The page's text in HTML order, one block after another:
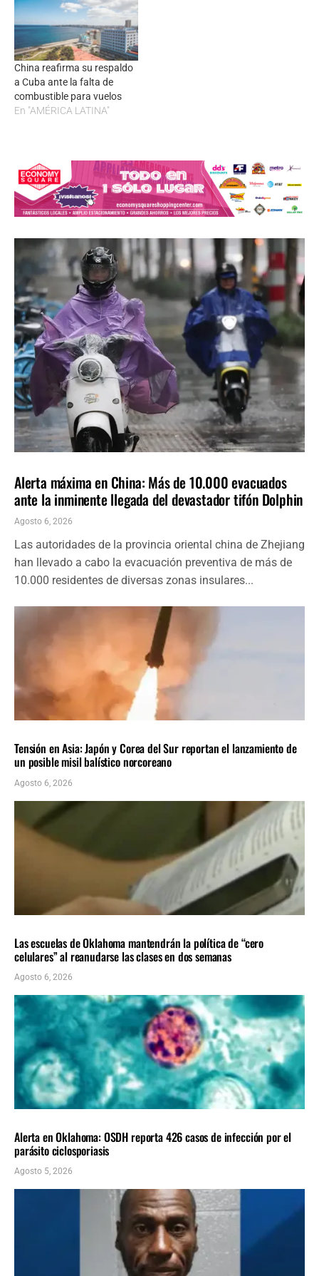
China reafirma su respaldo
a Cuba ante la falta de
combustible para vuelos
En "AMÉRICA LATINA"
Alerta máxima en China: Más de 10.000 evacuados
ante la inminente llegada del devastador tifón Dolphin
Agosto 6, 2026
Las autoridades de la provincia oriental china de Zhejiang
han llevado a cabo la evacuación preventiva de más de
10.000 residentes de diversas zonas insulares...
Tensión en Asia: Japón y Corea del Sur reportan el lanzamiento de
un posible misil balístico norcoreano
Agosto 6, 2026
Las escuelas de Oklahoma mantendrán la política de “cero
celulares” al reanudarse las clases en dos semanas
Agosto 6, 2026
Alerta en Oklahoma: OSDH reporta 426 casos de infección por el
parásito ciclosporiasis
Agosto 5, 2026